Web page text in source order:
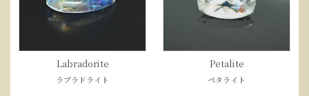
Labradorite
ラブラドライト
Petalite
ペタライト